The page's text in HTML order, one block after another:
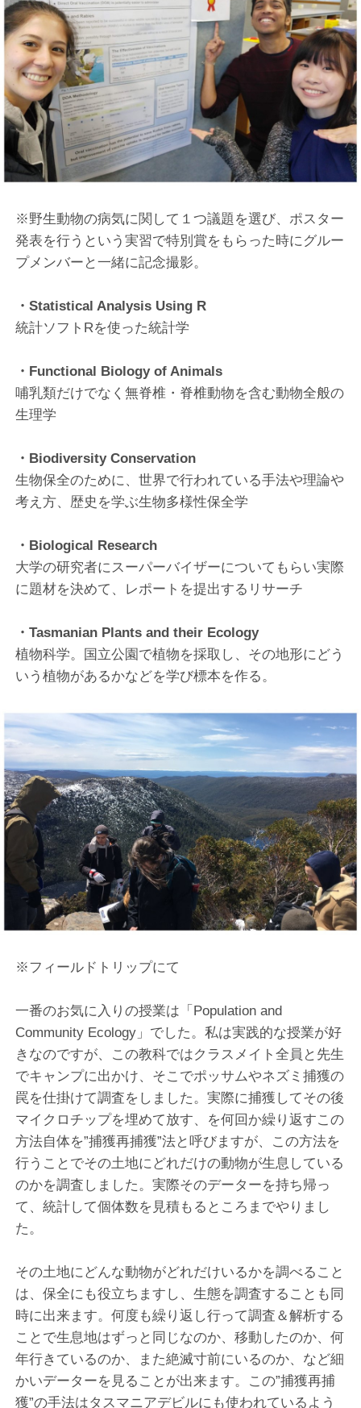
※野生動物の病気に関して１つ議題を選び、ポスター
発表を行うという実習で特別賞をもらった時にグルー
プメンバーと一緒に記念撮影。
・Statistical Analysis Using R
統計ソフトRを使った統計学
・Functional Biology of Animals
哺乳類だけでなく無脊椎・脊椎動物を含む動物全般の
生理学
・Biodiversity Conservation
生物保全のために、世界で行われている手法や理論や
考え方、歴史を学ぶ生物多様性保全学
・Biological Research
大学の研究者にスーパーバイザーについてもらい実際
に題材を決めて、レポートを提出するリサーチ
・Tasmanian Plants and their Ecology
植物科学。国立公園で植物を採取し、その地形にどう
いう植物があるかなどを学び標本を作る。
※フィールドトリップにて
一番のお気に入りの授業は「Population and
Community Ecology」でした。私は実践的な授業が好
きなのですが、この教科ではクラスメイト全員と先生
でキャンプに出かけ、そこでポッサムやネズミ捕獲の
罠を仕掛けて調査をしました。実際に捕獲してその後
マイクロチップを埋めて放す、を何回か繰り返すこの
方法自体を”捕獲再捕獲”法と呼びますが、この方法を
行うことでその土地にどれだけの動物が生息している
のかを調査しました。実際そのデーターを持ち帰っ
て、統計して個体数を見積もるところまでやりまし
た。
その土地にどんな動物がどれだけいるかを調べること
は、保全にも役立ちますし、生態を調査することも同
時に出来ます。何度も繰り返し行って調査＆解析する
ことで生息地はずっと同じなのか、移動したのか、何
年行きているのか、また絶滅寸前にいるのか、など細
かいデーターを見ることが出来ます。この”捕獲再捕
獲”の手法はタスマニアデビルにも使われているよう